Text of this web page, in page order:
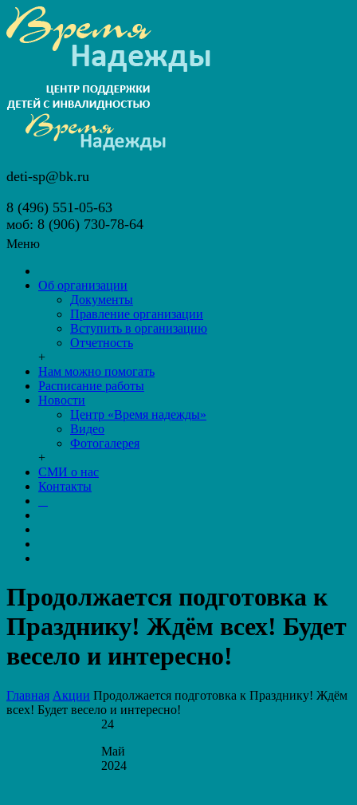
deti-sp@bk.ru
8 (496) 551-05-63
моб: 8 (906) 730-78-64
Меню
Об организации
Документы
Правление организации
Вступить в организацию
Отчетность
+
Нам можно помогать
Расписание работы
Новости
Центр «Время надежды»
Видео
Фотогалерея
+
СМИ о нас
Контакты
Продолжается подготовка к
Празднику! Ждём всех! Будет
весело и интересно!
Главная Акции Продолжается подготовка к Празднику! Ждём
всех! Будет весело и интересно!
24
Май
2024